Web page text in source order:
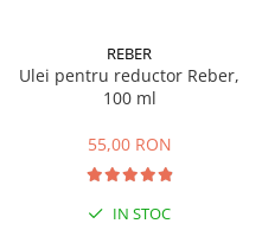
REBER
Ulei pentru reductor Reber,
100 ml
55,00 RON
IN STOC